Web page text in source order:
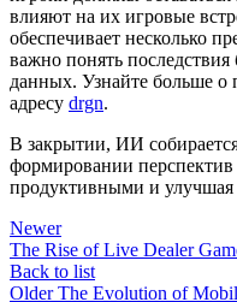
влияют на их игровые
обеспечивает несколько
важно понять последствия
данных. Узнайте больше о
адресу drgn.
В закрытии, ИИ
формировании перспектив
продуктивными и
Newer
The Rise of Live Dealer
Back to list
Older The Evolution of